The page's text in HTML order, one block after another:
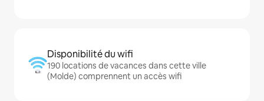
Disponibilité du wifi
190 locations de vacances dans cette ville
(Molde) comprennent un accès wifi